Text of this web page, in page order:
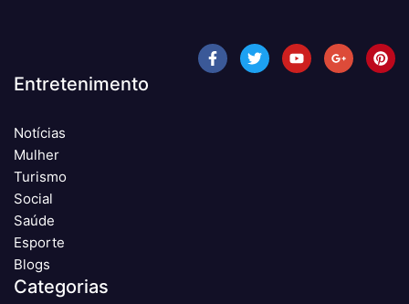
Entretenimento
Notícias
Mulher
Turismo
Social
Saúde
Esporte
Blogs
Categorias